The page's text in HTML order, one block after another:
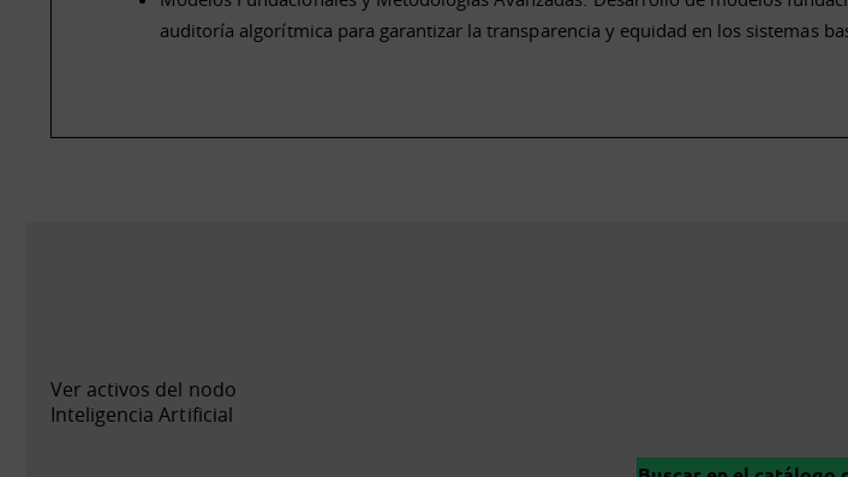
auditoría algorítmica para garantizar la transparencia y equidad en los sistemas
Ver activos del nodo
Inteligencia Artificial